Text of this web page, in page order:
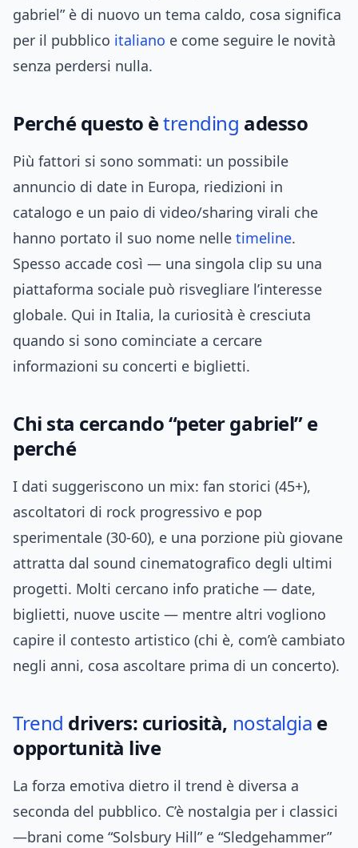
gabriel” è di nuovo un tema caldo, cosa significa
per il pubblico italiano e come seguire le novità
senza perdersi nulla.
Perché questo ètrending adesso
Più fattori si sono sommati: un possibile
annuncio di date in Europa, riedizioni in
catalogo e un paio di video/sharing virali che
hanno portato il suo nome nelle timeline.
Spesso accade così — una singola clip su una
piattaforma sociale può risvegliare l’interesse
globale. Qui in Italia, la curiosità è cresciuta
quando si sono cominciate a cercare
informazioni su concerti e biglietti.
Chi sta cercando “peter gabriel” e
perché
I dati suggeriscono un mix: fan storici (45+),
ascoltatori di rock progressivo e pop
sperimentale (30-60), e una porzione più giovane
attratta dal sound cinematografico degli ultimi
progetti. Molti cercano info pratiche — date,
biglietti, nuove uscite — mentre altri vogliono
capire il contesto artistico (chi è, com’è cambiato
negli anni, cosa ascoltare prima di un concerto).
Trend drivers: curiosità, nostalgia e
opportunità live
La forza emotiva dietro il trend è diversa a
seconda del pubblico. C’è nostalgia per i classici
—brani come “Solsbury Hill” e “Sledgehammer”